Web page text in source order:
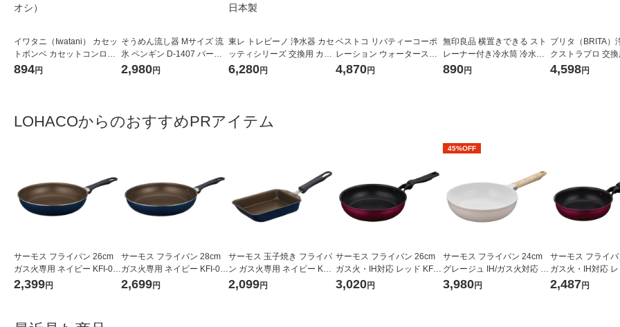
イワタニ（Iwatani） カセッ
トボンベ カセットコンロ用
オレンジ CB-250-OR 1パッ
894円
そうめん流し器 Mサイズ 流
氷 ペンギン D-1407 パール
金属
2,980円
東レ トレビーノ 浄水器 カセ
ッティシリーズ 交換用 カー
トリッジ 時短・高除去 2個
入 MKCSMX2 蛇口 直結型
6,280円
ベストコ リバティーコーポ
レーション ウォータースラ
イダー 流しそうめん ホワイ
ト LD-281 1個
4,870円
無印良品 横置きできる スト
レーナー付き冷水筒 冷水専
用約1L 良品計画
890円
ブリタ（BRITA）
クストラプロ 交換
ター 3個入
4,598円
LOHACOからのおすすめPRアイテム
サーモス フライパン 26cm
ガス火専用 ネイビー KFI-02
6 NVY 1個
2,399円
サーモス フライパン 28cm
ガス火専用 ネイビー KFI-02
8 NVY 1個
2,699円
サーモス 玉子焼き フライパ
ン ガス火専用 ネイビー KFI-
013E NVY 1個
2,099円
サーモス フライパン 26cm
ガス火・IH対応 レッド KFM-
026 R1個
3,020円
45%OFF
サーモス フライパン 24cm
グレージュ IH/ガス火対応 K
FO-024 GG 1個 深型設計 軽
量 フッ素化合物不使用
3,980円
サーモス フライ
ガス火・IH対応 レ
020 R1個
2,487円